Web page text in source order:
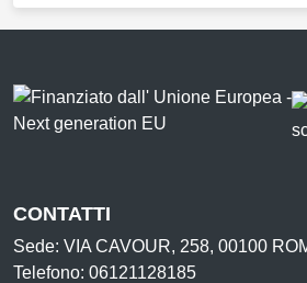
CONTATTI
Sede: VIA CAVOUR, 258, 00100
Telefono: 06121128185